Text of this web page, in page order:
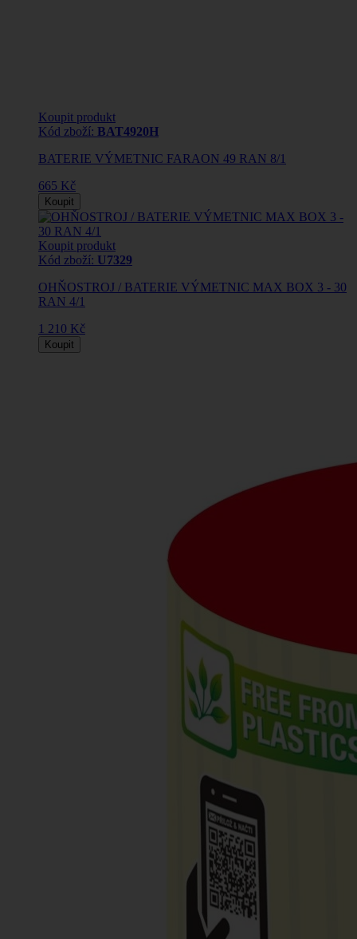
Koupit produkt
Kód zboží: BAT4920H
BATERIE VÝMETNIC FARAON 49 RAN 8/1
665 Kč
Koupit
Koupit produkt
Kód zboží: U7329
OHŇOSTROJ / BATERIE VÝMETNIC MAX BOX 3 - 30
RAN 4/1
1 210 Kč
Koupit